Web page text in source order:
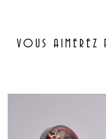
VOUS AIMEREZ